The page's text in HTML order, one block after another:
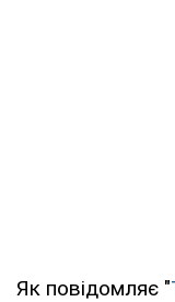
Як повідомляє "